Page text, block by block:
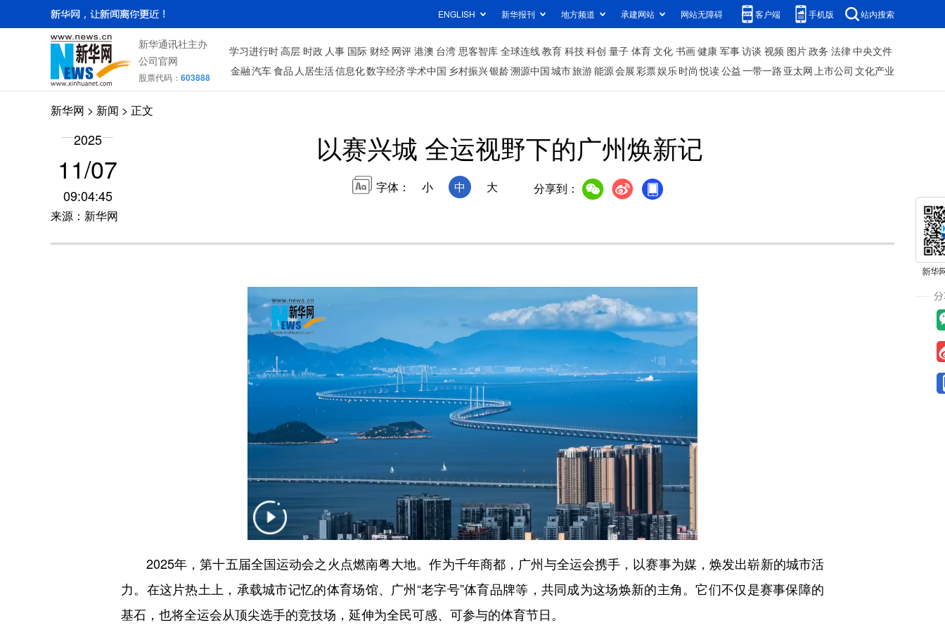
ENGLISH 新华报刊 地方频道 承建网站 网站无障碍 客户端 手机版 站内搜索
新华通讯社主办
公司官网
股票代码： 603888
学习进行时高层 时政 人事 国际 财经 网评 港澳 台湾 思客智库 全球连线教育 科技科创 量子 体育文化 书画健康 军事访谈 视频 图片政务 法律中央文件
金融汽车食品 人居生活信息化数字经济学术中国 乡村振兴银龄溯源中国城市旅游能源会展彩票娱乐时尚 悦读公益一带一路 亚太网上市公司 文化产业
新华网 > 新闻 > 正文
2025
11/07
09:04:45
来源：新华网
以赛兴城 全运视野下的广州焕新记
字体： 小 中 大 分享到：
2025年，第十五届全国运动会之火点燃南粤大地。作为千年商都，广州与全运会携手，以赛事为媒，焕发出崭新的城市活
力。在这片热土上，承载城市记忆的体育场馆、广州“老字号”体育品牌等，共同成为这场焕新的主角。它们不仅是赛事保障的
基石，也将全运会从顶尖选手的竞技场，延伸为全民可感、可参与的体育节日。